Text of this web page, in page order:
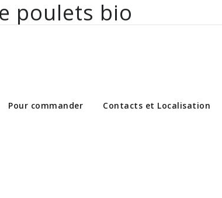
poulets bio
et professionnels
Pour commander Contacts et Localisation